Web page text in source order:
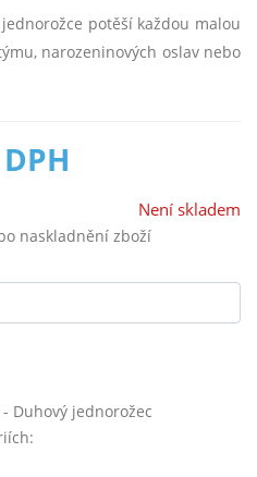
potěší každou malou
narozeninových oslav nebo
Není skladem
naskladnění zboží
Duhový jednorožec